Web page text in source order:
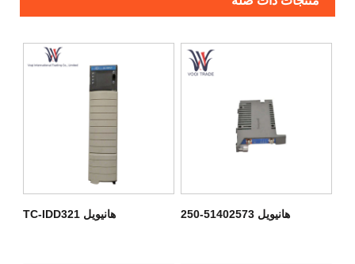
هانيويل TC-IDD321 هانيويل 51402573-250